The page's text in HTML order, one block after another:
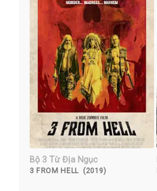
Bộ 3 Từ Địa Ngục
3 FROM HELL (2019)